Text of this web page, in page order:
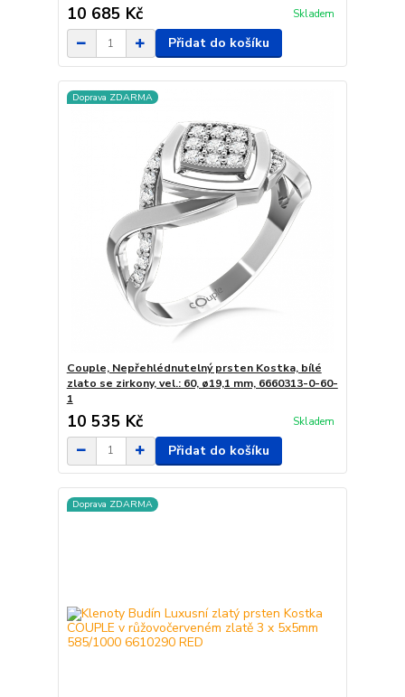
10 685 Kč Skladem
Přidat do košíku
Doprava ZDARMA
Couple, Nepřehlédnutelný prsten Kostka, bílé
zlato se zirkony, vel.: 60, ø19,1 mm, 6660313-0-60-
1
10 535 Kč Skladem
Přidat do košíku
Doprava ZDARMA